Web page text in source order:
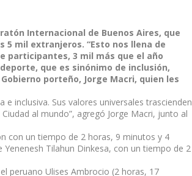
Internacional de Buenos Aires, que
mil extranjeros. “Esto nos llena de
participantes, 3 mil más que el año
que es sinónimo de inclusión,
porteño, Jorge Macri, quien les
inclusiva. Sus valores universales trascienden
al mundo”, agregó Jorge Macri, junto al
con un tiempo de 2 horas, 9 minutos y 4
Tilahun Dinkesa, con un tiempo de 2
peruano Ulises Ambrocio (2 horas, 17